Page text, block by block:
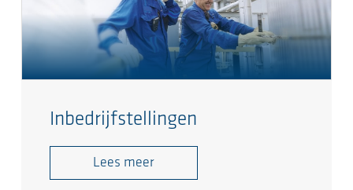
Inbedrijfstellingen
Lees meer